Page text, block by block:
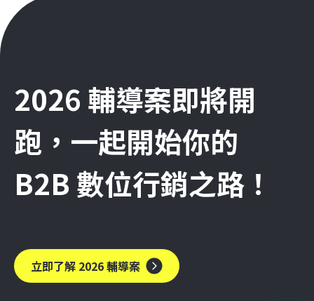
2026 輔導案即將開
跑，一起開始你的
B2B 數位行銷之路！
立即了解 2026 輔導案